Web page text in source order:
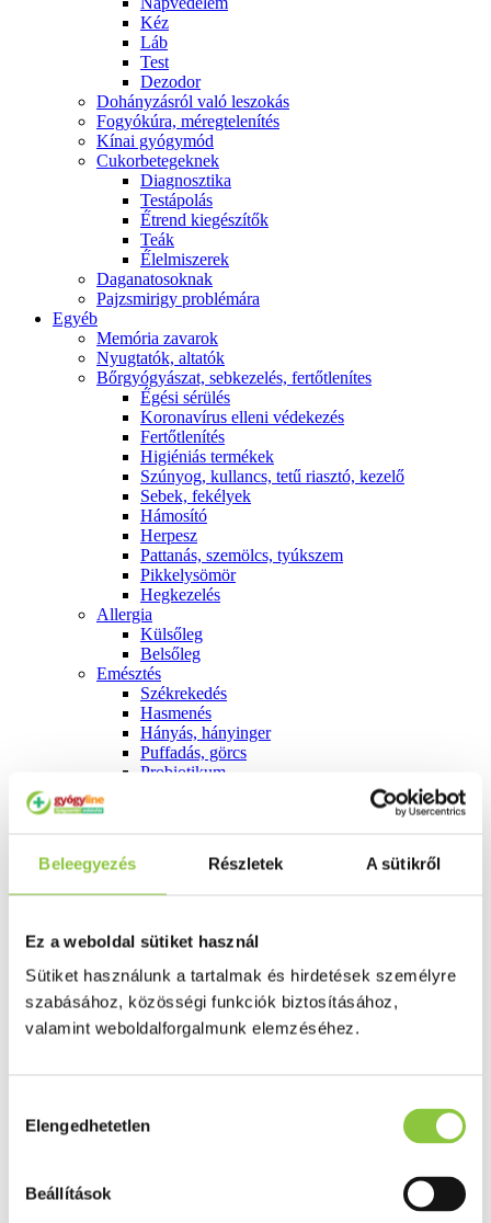
Beleegyezés Részletek A sütikről
Ez a weboldal sütiket használ
Sütiket használunk a tartalmak és hirdetések személyre
szabásához, közösségi funkciók biztosításához,
valamint weboldalforgalmunk elemzéséhez.
kiválasztása
Elengedhetetlen
Beállítások
Kéz
Láb
Test
Dezodor
Dohányzásról való leszokás
Fogyókúra, méregtelenítés
Kínai gyógymód
Cukorbetegeknek
Diagnosztika
Testápolás
É́trend kiegészítők
Teák
É́lelmiszerek
Daganatosoknak
Pajzsmirigy problémára
Egyéb
Memória zavarok
Nyugtatók, altatók
Bőrgyógyászat, sebkezelés, fertőtlenítes
É́gési sérülés
Koronavírus elleni védekezés
Fertőtlenítés
Higiéniás termékek
Szúnyog, kullancs, tetű riasztó, kezelő
Sebek, fekélyek
Hámosító
Herpesz
Pattanás, szemölcs, tyúkszem
Pikkelysömör
Hegkezelés
Allergia
Külsőleg
Belsőleg
Emésztés
Székrekedés
Hasmenés
Hányás, hányinger
Puffadás, görcs
Probiotikum
Orr
Női problémák
Betétek, tamponok
Terhességi tesztek
Fogamzásgátlás, síkosítók, potencia
Potencia